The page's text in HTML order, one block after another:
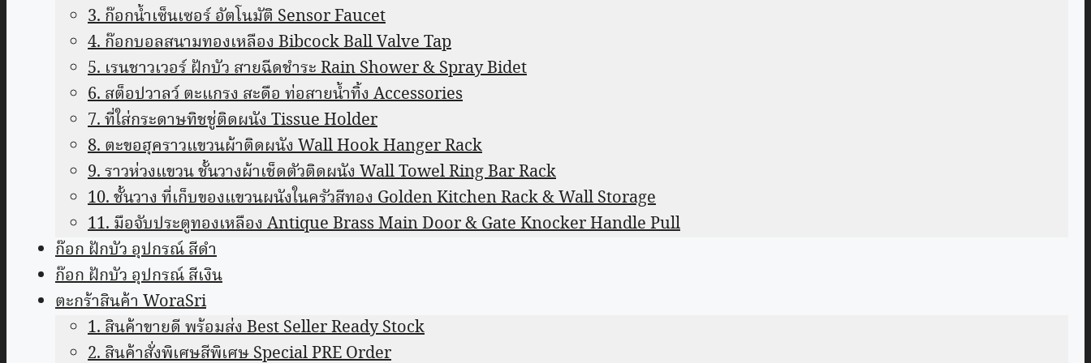
3. ก๊อกน้ำเซ็นเซอร์ อัตโนมัติ Sensor Faucet
4. ก๊อกบอลสนามทองเหลือง Bibcock Ball Valve Tap
5. เรนชาวเวอร์ ฝักบัว สายฉีดชำระ Rain Shower & Spray Bidet
6. สต็อปวาลว์ ตะแกรง สะดือ ท่อสายน้ำทิ้ง Accessories
7. ที่ใส่กระดาษทิชชู่ติดผนัง Tissue Holder
8. ตะขอฮุคราวแขวนผ้าติดผนัง Wall Hook Hanger Rack
9. ราวห่วงแขวน ชั้นวางผ้าเช็ดตัวติดผนัง Wall Towel Ring Bar Rack
10. ชั้นวาง ที่เก็บของแขวนผนังในครัวสีทอง Golden Kitchen Rack & Wall Storage
11. มือจับประตูทองเหลือง Antique Brass Main Door & Gate Knocker Handle Pull
ก๊อก ฝักบัว อุปกรณ์ สีดำ
ก๊อก ฝักบัว อุปกรณ์ สีเงิน
ตะกร้าสินค้า WoraSri
1. สินค้าขายดี พร้อมส่ง Best Seller Ready Stock
2. สินค้าสั่งพิเศษสีพิเศษ Special PRE Order